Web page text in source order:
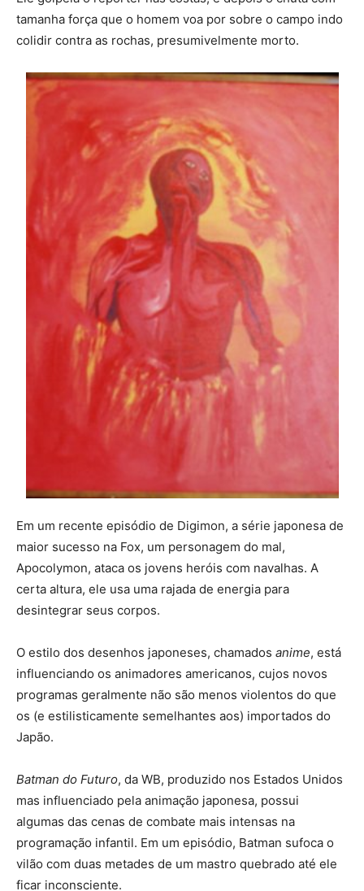
tamanha força que o homem voa por sobre o campo indo
colidir contra as rochas, presumivelmente morto.
Em um recente episódio de Digimon, a série japonesa de
maior sucesso na Fox, um personagem do mal,
Apocolymon, ataca os jovens heróis com navalhas. A
certa altura, ele usa uma rajada de energia para
desintegrar seus corpos.
O estilo dos desenhos japoneses, chamados anime, está
influenciando os animadores americanos, cujos novos
programas geralmente não são menos violentos do que
os (e estilisticamente semelhantes aos) importados do
Japão.
Batman do Futuro, da WB, produzido nos Estados Unidos
mas influenciado pela animação japonesa, possui
algumas das cenas de combate mais intensas na
programação infantil. Em um episódio, Batman sufoca o
vilão com duas metades de um mastro quebrado até ele
ficar inconsciente.